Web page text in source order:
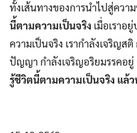
ทั้งเส้นทางของการนำไปสู่คว
นี้ตามความเป็นจริง เมื่อเราอ
ความเป็นจริง เรากำลังเจริญส
ปัญญา กำลังเจริญอริยมรรคอยู่
รู้ชีวิตนี้ตามความเป็นจริง แล้ว